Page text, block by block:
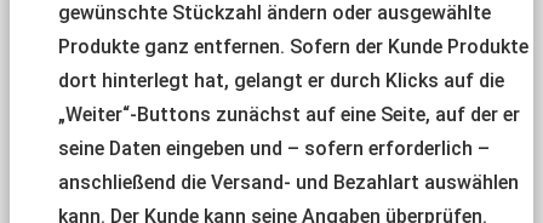
gewünschte Stückzahl ändern oder ausgewählte
Produkte ganz entfernen. Sofern der Kunde Produkte
dort hinterlegt hat, gelangt er durch Klicks auf die
„Weiter“-Buttons zunächst auf eine Seite, auf der er
seine Daten eingeben und – sofern erforderlich –
anschließend die Versand- und Bezahlart auswählen
kann. Der Kunde kann seine Angaben überprüfen.